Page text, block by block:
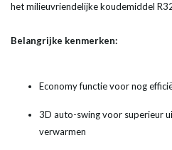
het milieuvriendelijke koudemiddel
Belangrijke kenmerken:
Economy functie voor nog
3D auto-swing voor superieur
verwarmen